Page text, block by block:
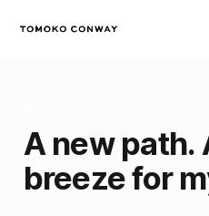
A new path.
breeze for